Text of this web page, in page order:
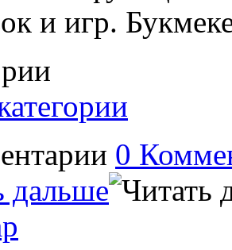
и игр.
0
дальше